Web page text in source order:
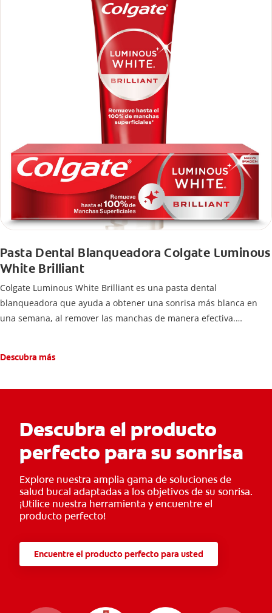
Pasta Dental Blanqueadora Colgate Luminous
White Brilliant
Colgate Luminous White Brilliant es una pasta dental
blanqueadora que ayuda a obtener una sonrisa más blanca en
una semana, al remover las manchas de manera efectiva.
Descubra más
Descubra el producto
perfecto para su sonrisa
Explore nuestra amplia gama de soluciones de
salud bucal adaptadas a los objetivos de su sonrisa.
¡Utilice nuestra herramienta y encuentre el
producto perfecto!
Encuentre el producto perfecto para usted